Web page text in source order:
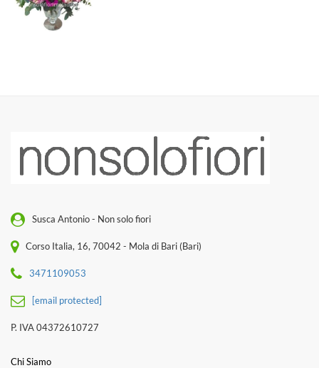
Susca Antonio - Non solo fiori
Corso Italia, 16, 70042 - Mola di Bari (Bari)
3471109053
[email protected]
P. IVA 04372610727
Chi Siamo